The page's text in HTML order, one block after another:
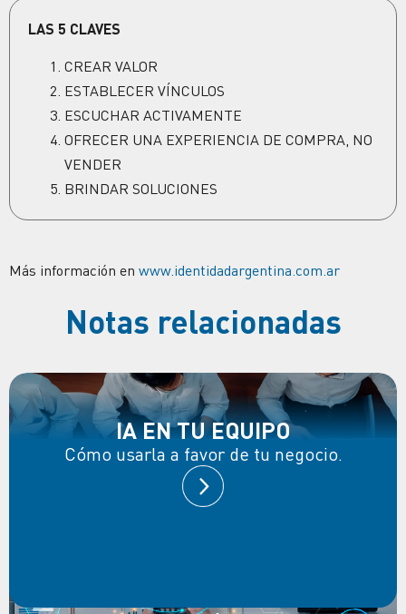
LAS 5 CLAVES
CREAR VALOR
ESTABLECER VÍNCULOS
ESCUCHAR ACTIVAMENTE
OFRECER UNA EXPERIENCIA DE COMPRA, NO
VENDER
BRINDAR SOLUCIONES
Más información en www.identidadargentina.com.ar
Notas relacionadas
IA EN TU EQUIPO
Cómo usarla a favor de tu negocio.